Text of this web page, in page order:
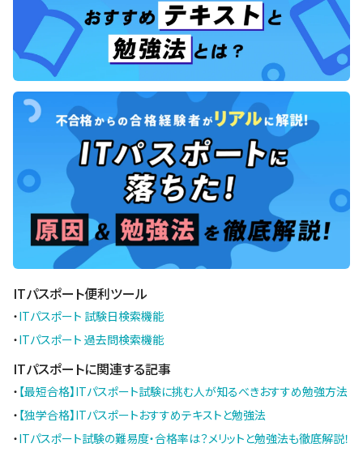
ITパスポート便利ツール
・ITパスポート 試験日検索機能
・ITパスポート 過去問検索機能
ITパスポートに関連する記事
・ 【最短合格】ITパスポート試験に挑む人が知るべきおすすめ勉強方法
・ 【独学合格】ITパスポートおすすめテキストと勉強法
・ITパスポート試験の難易度・合格率は？メリットと勉強法も徹底解説！